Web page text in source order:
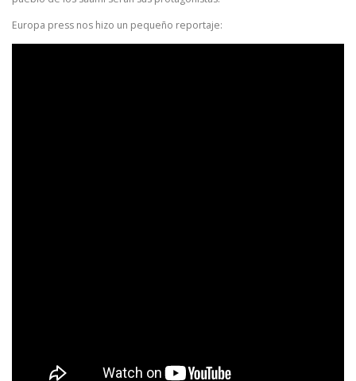
Europa press nos hizo un pequeño reportaje: